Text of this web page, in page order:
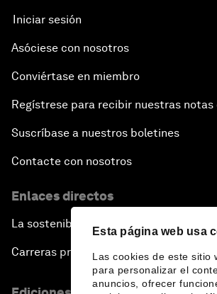
Esta página web usa
Las cookies de este sitio
para personalizar el
anuncios, ofrecer
Iniciar sesión
Asóciese con nosotros
Conviértase en miembro
Regístrese para recibir nuestras notas
Suscríbase a nuestros boletines
Contacte con nosotros
Enlaces directos
La sostenibilidad en el Foro
Carreras profesionales